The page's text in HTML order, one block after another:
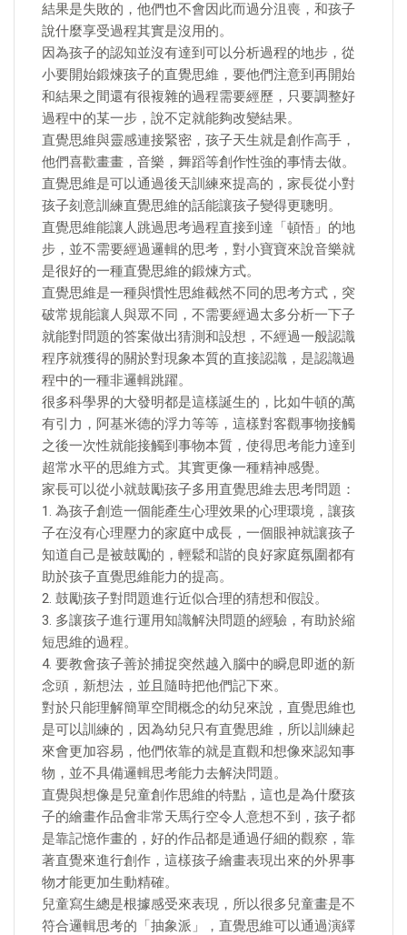
結果是失敗的，他們也不會因此而過分沮喪，和孩子
說什麼享受過程其實是沒用的。
因為孩子的認知並沒有達到可以分析過程的地步，從
小要開始鍛煉孩子的直覺思維，要他們注意到再開始
和結果之間還有很複雜的過程需要經歷，只要調整好
過程中的某一步，說不定就能夠改變結果。
直覺思維與靈感連接緊密，孩子天生就是創作高手，
他們喜歡畫畫，音樂，舞蹈等創作性強的事情去做。
直覺思維是可以通過後天訓練來提高的，家長從小對
孩子刻意訓練直覺思維的話能讓孩子變得更聰明。
直覺思維能讓人跳過思考過程直接到達「頓悟」的地
步，並不需要經過邏輯的思考，對小寶寶來說音樂就
是很好的一種直覺思維的鍛煉方式。
直覺思維是一種與慣性思維截然不同的思考方式，突
破常規能讓人與眾不同，不需要經過太多分析一下子
就能對問題的答案做出猜測和設想，不經過一般認識
程序就獲得的關於對現象本質的直接認識，是認識過
程中的一種非邏輯跳躍。
很多科學界的大發明都是這樣誕生的，比如牛頓的萬
有引力，阿基米德的浮力等等，這樣對客觀事物接觸
之後一次性就能接觸到事物本質，使得思考能力達到
超常水平的思維方式。其實更像一種精神感覺。
家長可以從小就鼓勵孩子多用直覺思維去思考問題：
1. 為孩子創造一個能產生心理效果的心理環境，讓孩
子在沒有心理壓力的家庭中成長，一個眼神就讓孩子
知道自己是被鼓勵的，輕鬆和諧的良好家庭氛圍都有
助於孩子直覺思維能力的提高。
2. 鼓勵孩子對問題進行近似合理的猜想和假設。
3. 多讓孩子進行運用知識解決問題的經驗，有助於縮
短思維的過程。
4. 要教會孩子善於捕捉突然越入腦中的瞬息即逝的新
念頭，新想法，並且隨時把他們記下來。
對於只能理解簡單空間概念的幼兒來說，直覺思維也
是可以訓練的，因為幼兒只有直覺思維，所以訓練起
來會更加容易，他們依靠的就是直觀和想像來認知事
物，並不具備邏輯思考能力去解決問題。
直覺與想像是兒童創作思維的特點，這也是為什麼孩
子的繪畫作品會非常天馬行空令人意想不到，孩子都
是靠記憶作畫的，好的作品都是通過仔細的觀察，靠
著直覺來進行創作，這樣孩子繪畫表現出來的外界事
物才能更加生動精確。
兒童寫生總是根據感受來表現，所以很多兒童畫是不
符合邏輯思考的「抽象派」，直覺思維可以通過演繹